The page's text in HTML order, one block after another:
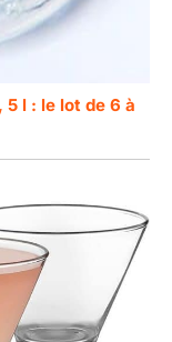
5 l : le lot de 6 à